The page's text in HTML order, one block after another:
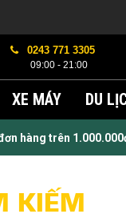
0243 771 3305
09:00 - 21:00
XE MÁY DU
hàng trên
KIẾM